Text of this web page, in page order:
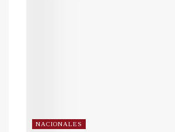
NACIONALES